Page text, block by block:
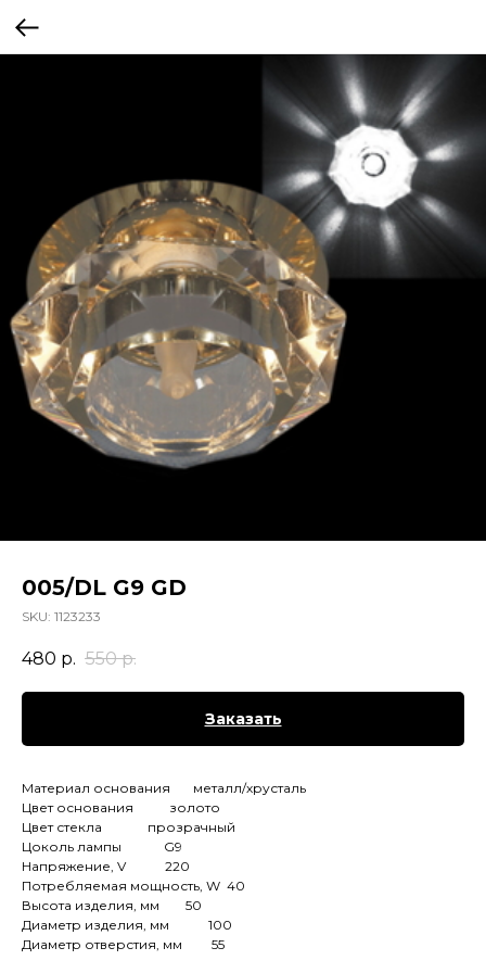
005/DL G9 GD
SKU: 1123233
480 р. 550 р.
Заказать
Материал основания металл/хрусталь
Цвет основания золото
Цвет стекла прозрачный
Цоколь лампы G9
Напряжение, V 220
Потребляемая мощность, W 40
Высота изделия, мм 50
Диаметр изделия, мм 100
Диаметр отверстия, мм 55